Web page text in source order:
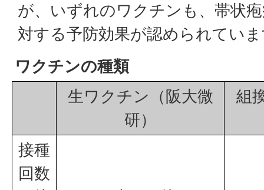
が、いずれのワクチンも、帯状
対する予防効果が認められてい
ワクチンの種類
生ワクチン（阪大微
研）
組
接種
回数